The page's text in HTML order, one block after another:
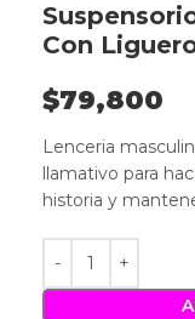
Con
$79,800
Lenceria
llamativo para
historia y